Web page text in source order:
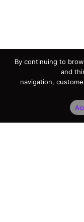
By continuing to
and
navigation,